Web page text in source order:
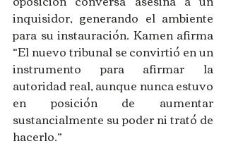
inquisidor, generando el ambiente
para su instauración. Kamen afirma
“El nuevo tribunal se convirtió en un
instrumento para afirmar la
autoridad real, aunque nunca estuvo
en posición de aumentar
sustancialmente su poder ni trató de
hacerlo.”